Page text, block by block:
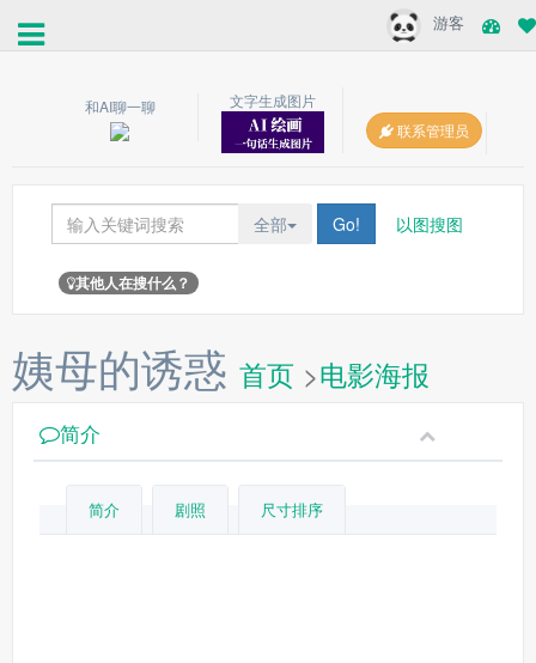
游客
和AI聊一聊
文字生成图片
联系管理员
全部 Go! 以图搜图
其他人在搜什么？
姨母的诱惑 首页 >电影海报
简介
简介 剧照 尺寸排序